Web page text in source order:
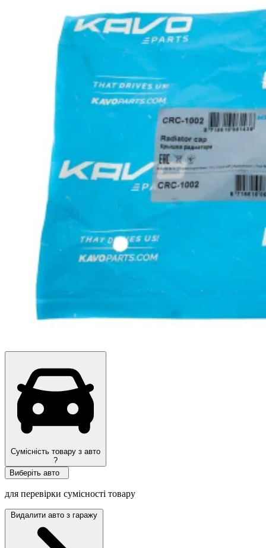
Сумісність товару з авто
?
Виберіть авто
для перевірки сумісності товару
Видалити авто з гаражу